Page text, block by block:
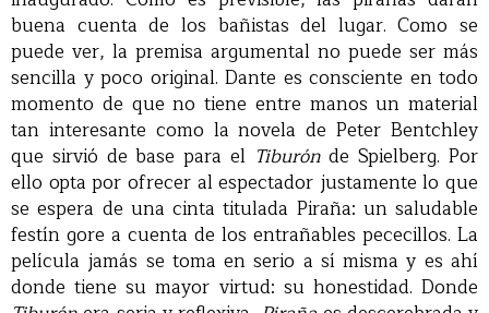
buena cuenta de los bañistas del lugar. Como se
puede ver, la premisa argumental no puede ser más
sencilla y poco original. Dante es consciente en todo
momento de que no tiene entre manos un material
tan interesante como la novela de Peter Bentchley
que sirvió de base para el Tiburónde Spielberg. Por
ello opta por ofrecer al espectador justamente lo que
se espera de una cinta titulada Piraña: un saludable
festín gore a cuenta de los entrañables pececillos. La
película jamás se toma en serio a sí misma y es ahí
donde tiene su mayor virtud: su honestidad. Donde